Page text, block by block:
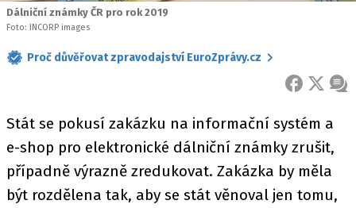
Dálniční známky ČR pro rok 2019
Foto: INCORP images
Proč důvěřovat zpravodajství EuroZprávy.cz
FACEBOOK
X
Stát se pokusí zakázku na informační systém a
e-shop pro elektronické dálniční známky zrušit,
případně výrazně zredukovat. Zakázka by měla
být rozdělena tak, aby se stát věnoval jen tomu,